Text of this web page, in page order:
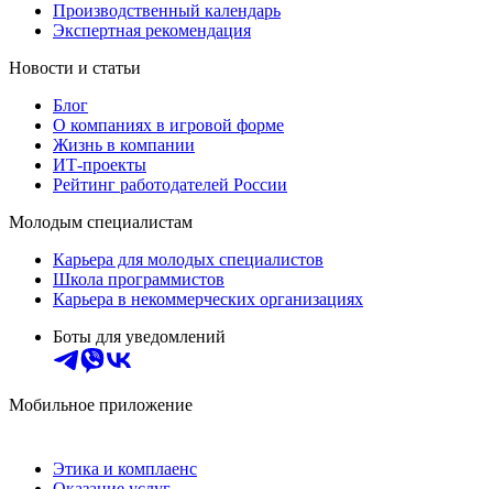
Производственный календарь
Экспертная рекомендация
Новости и статьи
Блог
О компаниях в игровой форме
Жизнь в компании
ИТ-проекты
Рейтинг работодателей России
Молодым специалистам
Карьера для молодых специалистов
Школа программистов
Карьера в некоммерческих организациях
Боты для уведомлений
Мобильное приложение
Этика и комплаенс